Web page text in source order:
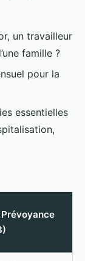
un travailleur
famille ?
pour la
essentielles